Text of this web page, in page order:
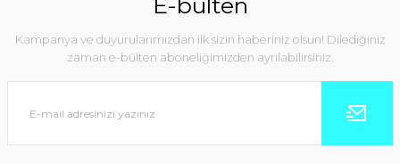
E-bülten
Kampanya ve duyurularımızdan ilk sizin haberiniz olsun! Dilediğiniz
zaman e-bülten aboneliğimizden ayrılabilirsiniz.